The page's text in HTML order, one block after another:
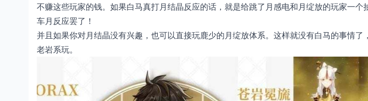
不赚这些玩家的钱。如果白马真打月结晶反应的话，就是给跳了月感电和月绽放的玩家一个
车月反应罢了！
并且如果你对月结晶没有兴趣，也可以直接玩鹿少的月绽放体系。这样就没有白马的事情
老岩系玩。